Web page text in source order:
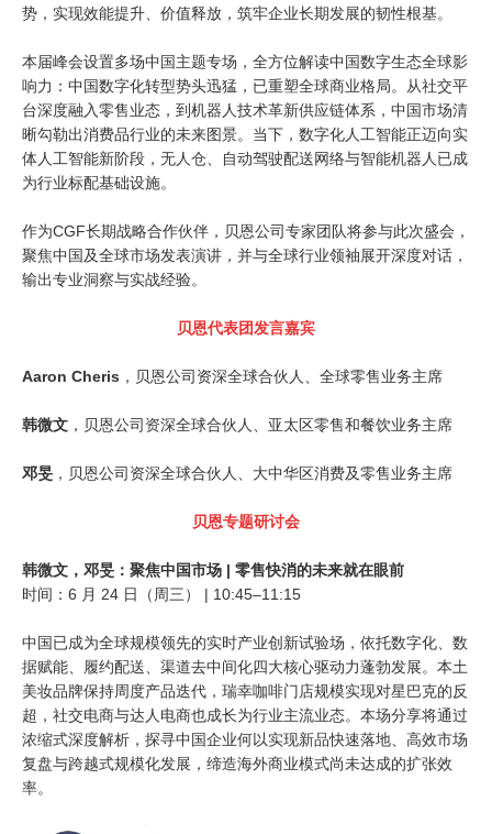
势，实现效能提升、价值释放，筑牢企业长期发展的韧性根基。
本届峰会设置多场中国主题专场，全方位解读中国数字生态全球影
响力：中国数字化转型势头迅猛，已重塑全球商业格局。从社交平
台深度融入零售业态，到机器人技术革新供应链体系，中国市场清
晰勾勒出消费品行业的未来图景。当下，数字化人工智能正迈向实
体人工智能新阶段，无人仓、自动驾驶配送网络与智能机器人已成
为行业标配基础设施。
作为CGF长期战略合作伙伴，贝恩公司专家团队将参与此次盛会，
聚焦中国及全球市场发表演讲，并与全球行业领袖展开深度对话，
输出专业洞察与实战经验。
贝恩代表团发言嘉宾
Aaron Cheris ，贝恩公司资深全球合伙人、全球零售业务主席
韩微文 ，贝恩公司资深全球合伙人、亚太区零售和餐饮业务主席
邓旻 ，贝恩公司资深全球合伙人、大中华区消费及零售业务主席
贝恩专题研讨会
韩微文，邓旻：聚焦中国市场 | 零售快消的未来就在眼前
时间：6 月 24 日（周三） | 10:45–11:15
中国已成为全球规模领先的实时产业创新试验场，依托数字化、数
据赋能、履约配送、渠道去中间化四大核心驱动力蓬勃发展。本土
美妆品牌保持周度产品迭代，瑞幸咖啡门店规模实现对星巴克的反
超，社交电商与达人电商也成长为行业主流业态。本场分享将通过
浓缩式深度解析，探寻中国企业何以实现新品快速落地、高效市场
复盘与跨越式规模化发展，缔造海外商业模式尚未达成的扩张效
率。